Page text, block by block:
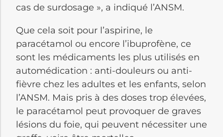
cas de surdosage », a indiqué l’ANSM.
Que cela soit pour l’aspirine, le
paracétamol ou encore l’ibuprofène, ce
sont les médicaments les plus utilisés en
automédication : anti-douleurs ou anti-
fièvre chez les adultes et les enfants, selon
l’ANSM. Mais pris à des doses trop élevées,
le paracétamol peut provoquer de graves
lésions du foie, qui peuvent nécessiter une